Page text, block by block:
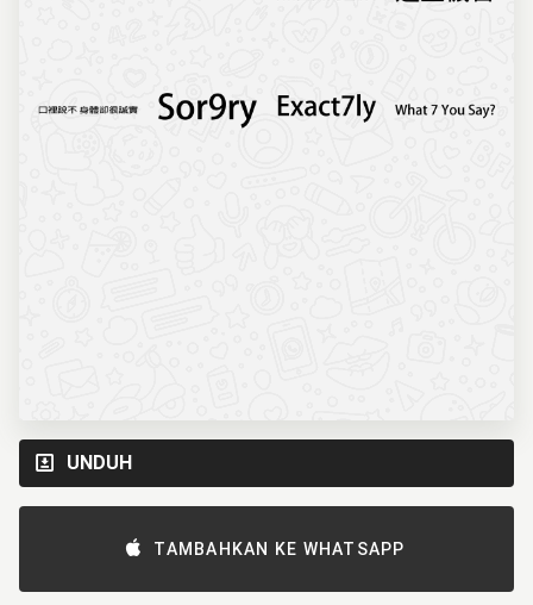
UNDUH
TAMBAHKAN KE WHATSAPP